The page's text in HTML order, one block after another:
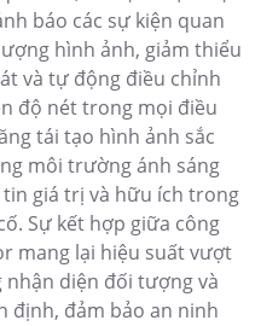
báo các sự kiện quan
hình ảnh, giảm thiểu
và tự động điều chỉnh
độ nét trong mọi điều
tái tạo hình ảnh sắc
môi trường ánh sáng
giá trị và hữu ích trong
Sự kết hợp giữa công
mang lại hiệu suất vượt
diện đối tượng và
định, đảm bảo an ninh